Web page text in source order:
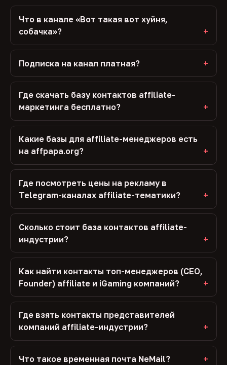
Что в канале «Вот такая вот хуйня,
собачка»?
Подписка на канал платная?
Где скачать базу контактов affiliate-
маркетинга бесплатно?
Какие базы для affiliate-менеджеров есть
на affpapa.org?
Где посмотреть цены на рекламу в
Telegram-каналах affiliate-тематики?
Сколько стоит база контактов affiliate-
индустрии?
Как найти контакты топ-менеджеров (CEO,
Founder) affiliate и iGaming компаний?
Где взять контакты представителей
компаний affiliate-индустрии?
Что такое временная почта NeMail?